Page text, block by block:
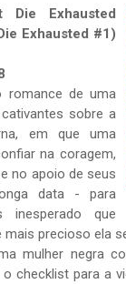
Die Exhausted
Exhausted #1)
romance de uma
sobre a
em que uma
na coragem,
no apoio de seus
data - para
inesperado que
mais precioso ela
mulher negra
o checklist para a